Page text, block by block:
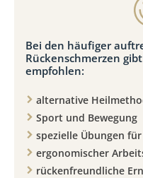
Bei den häufiger
Rückenschmerzen
empfohlen:
alternative
Sport und Bewegung
spezielle Übungen
ergonomischer
rückenfreundliche